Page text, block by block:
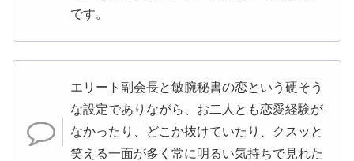
です。
エリート副会長と敏腕秘書の恋という硬そう
な設定でありながら、お二人とも恋愛経験が
なかったり、どこか抜けていたり、クスッと
笑える一面が多く常に明るい気持ちで見れた